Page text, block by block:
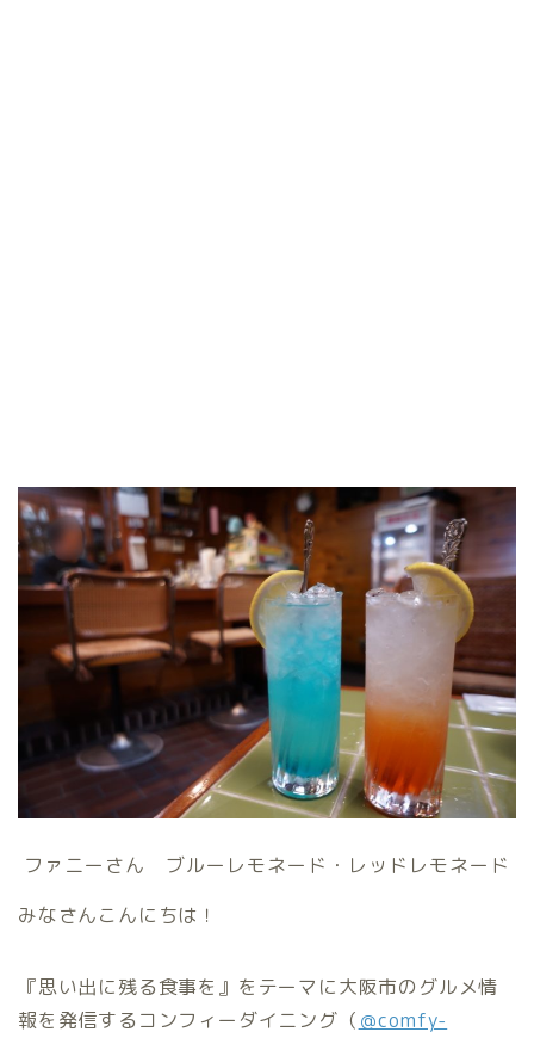
ファニーさん ブルーレモネード・レッドレモネード
みなさんこんにちは！
『思い出に残る食事を』をテーマに大阪市のグルメ情
報を発信するコンフィーダイニング（ ＠comfy-